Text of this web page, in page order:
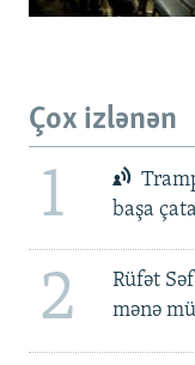
Çox izlənən
1
başa
2
Rüfət
mənə